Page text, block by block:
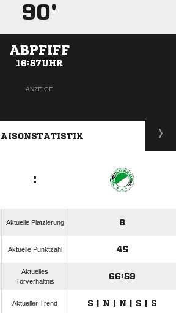
90'
ABPFIFF
16:57UHR
ANZEIGE
:
Aktuelle Platzierung 8
Aktuelle Punktzahl 45
Aktuelles
Torverhältnis
66:59
Aktueller Trend S | N | N | S | S